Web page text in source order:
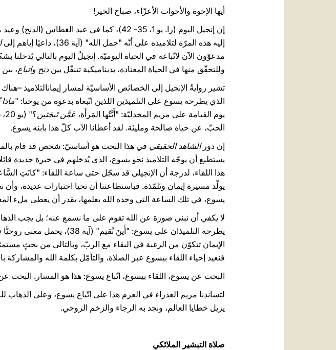
أيها الإخوة والأخوات الأعزّاء، صباح الخير!
إن إنجيل اليوم (را. يو 1، 35- 42)، كما في عيد الغطاس (الدنح) وعيد معموديّة يسوع، يقترح موضوع
إليه هذه المرّة لتلاميذه على أنّه "حمل الله" (آية 36)، داعيًا إياهم إلى
مدعوّون الآن لاتّباعه في الحياة اليوميّة. إنجيلُ اليوم بالتالي
وللتحقّق منها في الحياة المعتادة، بديناميكية تتنقّل بين دنح واتباع، بين
تشير روايةُ الإنجيل إلى الخصائص الأساسيّة لمسار إيمانالتلاميذ
الذي يطرحه يسوع على التلميذين اللذين اتّبعاه بدعوة من يوحنا: "
يوم القيامة على مريم المجدليّة: "أَيَّتُها المَرأَة، عَمَّن تَبحَثين
الحبّ، عن حياة صالحة ومليئة. لقد أعطانا الآب كلّ هذا بابنه يسوع.
إن دور الشاهد الحقيقي في هذا البحث هو أساسيّ: شخص قد قام
هذا اللقاء، لدرجة أن الإنجيلي قد سجّل حتى ساعة اللقاء: "كانَتِ
يولّد مسيرة إيمان وتَلمّذة. فباستطاعتنا أن نحيا اختبارات عديدة،
يسوع، في تلك الساعة التي وحده الله يعلمها، يقدر أن يعطى ملء
لا يكفي أن نبني صورة عن الله تقوم على ما نسمع عنه؛ بل يجب
يطرحه التلميذان على يسوع: "أَينَ تُقيم" (آية 38)، يحمل معنى روحيًّا قويّ: يعبّر عن الرغبة بمعرفة أين يقيم المعلّم، بهدف
الإيمان تتكوّن من الرغبة في البقاء مع الربّ، وبالتالي من بحثٍ
فنعيد إحياء اللقاء بيسوع عبر الصلاة، والتأمّل بكلمة الله
البحث عن يسوع، اللقاء بيسوع، اتّباع يسوع: هذا هو المسار. البحث
لتساندنا مريم العذراء في العزم هذا على اتّباع يسوع، وعلى
يزيل خطايا العالم، ونجد به الرجاء والزخم الروحي.
صلاة التبشير الملائكي